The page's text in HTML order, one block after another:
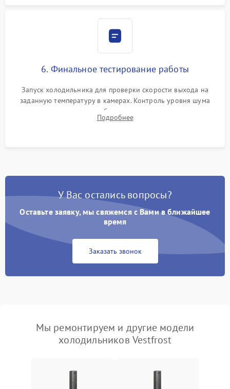
6. Финальное тестирование работы
Запуск холодильника для проверки скорости выхода на
заданную температуру в камерах. Контроль уровня шума
компрессора, отсутствия обмерзания стенок и корректного
срабатывания системы автоматической оттайки.
Подробнее
У Вас остались вопросы?
Оставьте заявку, мы свяжемся с Вами в ближайшее
время
Заказать звонок
Мы ремонтируем и другие модели
холодильников Vestfrost